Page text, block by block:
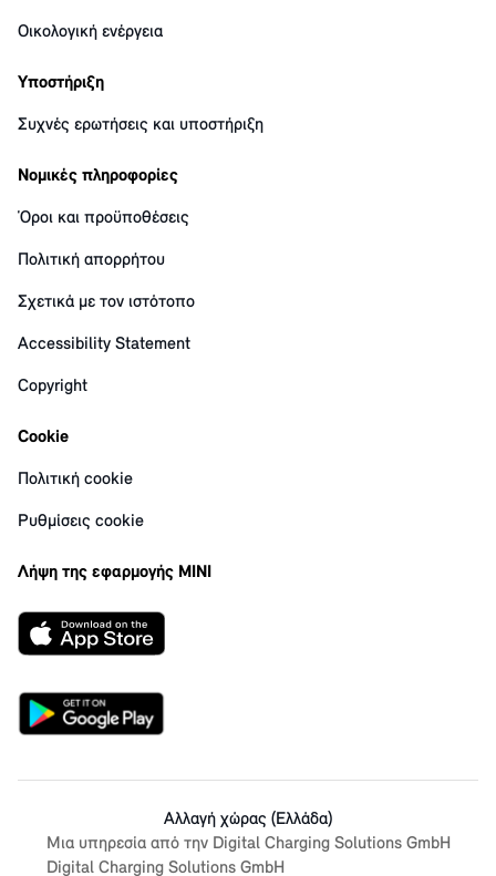
Οικολογική ενέργεια
Υποστήριξη
Συχνές ερωτήσεις και υποστήριξη
Νομικές πληροφορίες
Όροι και προϋποθέσεις
Πολιτική απορρήτου
Σχετικά με τον ιστότοπο
Accessibility Statement
Copyright
Cookie
Πολιτική cookie
Ρυθμίσεις cookie
Λήψη της εφαρμογής MINI
Αλλαγή χώρας (Ελλάδα)
Μια υπηρεσία από την Digital Charging Solutions GmbH
Digital Charging Solutions GmbH